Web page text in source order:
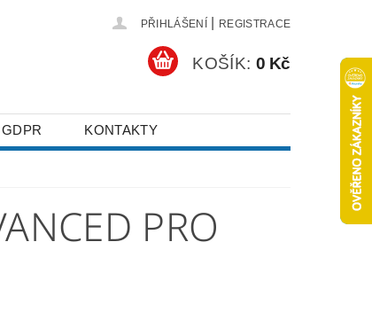
PŘIHLÁŠENÍ REGISTRACE
KOŠÍK: 0 Kč
GDPR KONTAKTY
PRO